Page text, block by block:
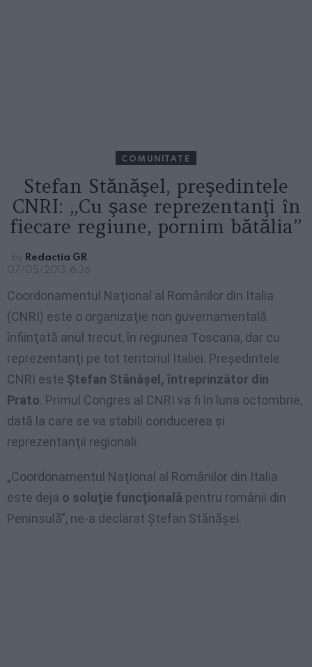
COMUNITATE
Stefan Stănăşel, preşedintele
CNRI: „Cu şase reprezentanţi în
fiecare regiune, pornim bătălia”
by Redactia GR
07/05/2013, 6:36
Coordonamentul Naţional al Românilor din Italia
(CNRI) este o organizaţie non guvernamentală
înfiinţată anul trecut, în regiunea Toscana, dar cu
reprezentanţi pe tot teritoriul Italiei. Preşedintele
CNRI este Ştefan Stănăşel, întreprinzător din
Prato. Primul Congres al CNRI va fi în luna octombrie,
dată la care se va stabili conducerea şi
reprezentanţii regionali.
„Coordonamentul Naţional al Românilor din Italia
este deja o soluţie funcţională pentru românii din
Peninsulă”, ne-a declarat Ştefan Stănăşel.